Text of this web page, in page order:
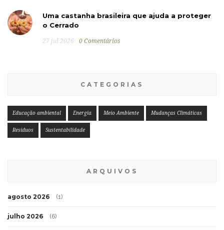
Uma castanha brasileira que ajuda a proteger
o Cerrado
27 jul 2026 0 Comentários
CATEGORIAS
Educação ambiental Energia Meio Ambiente Mudanças Climáticas
Resíduos Sustentabilidade
ARQUIVOS
agosto 2026 (1)
julho 2026 (6)